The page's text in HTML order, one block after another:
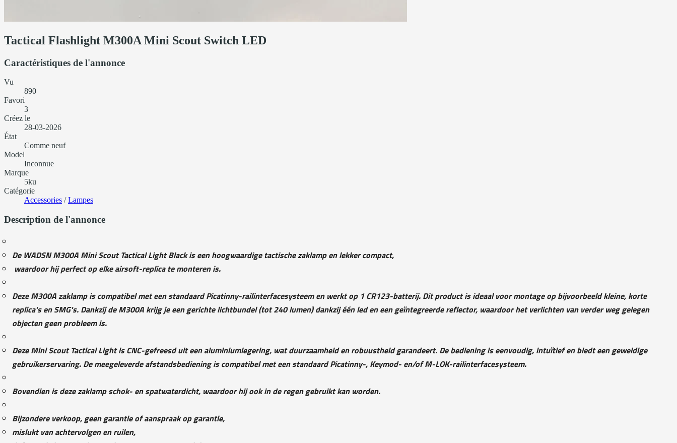
Tactical Flashlight M300A Mini Scout Switch LED
Caractéristiques de l'annonce
Vu
890
Favori
3
Créez le
28-03-2026
État
Comme neuf
Model
Inconnue
Marque
5ku
Catégorie
Accessories /Lampes
Description de l'annonce
De WADSN M300A Mini Scout Tactical Light Black is een hoogwaardige tactische zaklamp en lekker compact,
waardoor hij perfect op elke airsoft-replica te monteren is.
Deze M300A zaklamp is compatibel met een standaard Picatinny-railinterfacesysteem en werkt op 1 CR123-batterij. Dit product is ideaal voor montage op bijvoorbeeld kleine, korte
replica's en SMG's. Dankzij de M300A krijg je een gerichte lichtbundel (tot 240 lumen) dankzij één led en een geïntegreerde reflector, waardoor het verlichten van verder weg gelegen
objecten geen probleem is.
Deze Mini Scout Tactical Light is CNC-gefreesd uit een aluminiumlegering, wat duurzaamheid en robuustheid garandeert. De bediening is eenvoudig, intuïtief en biedt een geweldige
gebruikerservaring. De meegeleverde afstandsbediening is compatibel met een standaard Picatinny-, Keymod- en/of M-LOK-railinterfacesysteem.
Bovendien is deze zaklamp schok- en spatwaterdicht, waardoor hij ook in de regen gebruikt kan worden.
Bijzondere verkoop, geen garantie of aanspraak op garantie,
mislukt van achtervolgen en ruilen,